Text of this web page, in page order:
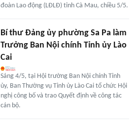
đoàn Lao động (LĐLĐ) tỉnh Cà Mau, chiều 5/5.
Bí thư Đảng ủy phường Sa Pa làm
Trưởng Ban Nội chính Tỉnh ủy Lào
Cai
Sáng 4/5, tại Hội trường Ban Nội chính Tỉnh
ủy, Ban Thường vụ Tỉnh ủy Lào Cai tổ chức Hội
nghị công bố và trao Quyết định về công tác
cán bộ.